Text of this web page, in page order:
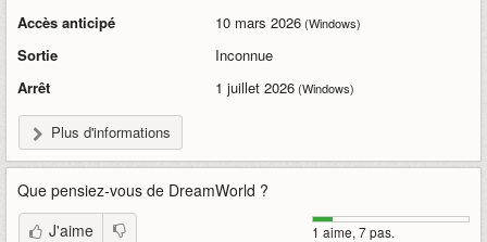
Accès anticipé 10 mars 2026(Windows)
Sortie
Inconnue
Arrêt
1 juillet 2026(Windows)
Plus d'informations
Que pensiez-vous de DreamWorld ?
1 aime, 7 pas.
J'aime